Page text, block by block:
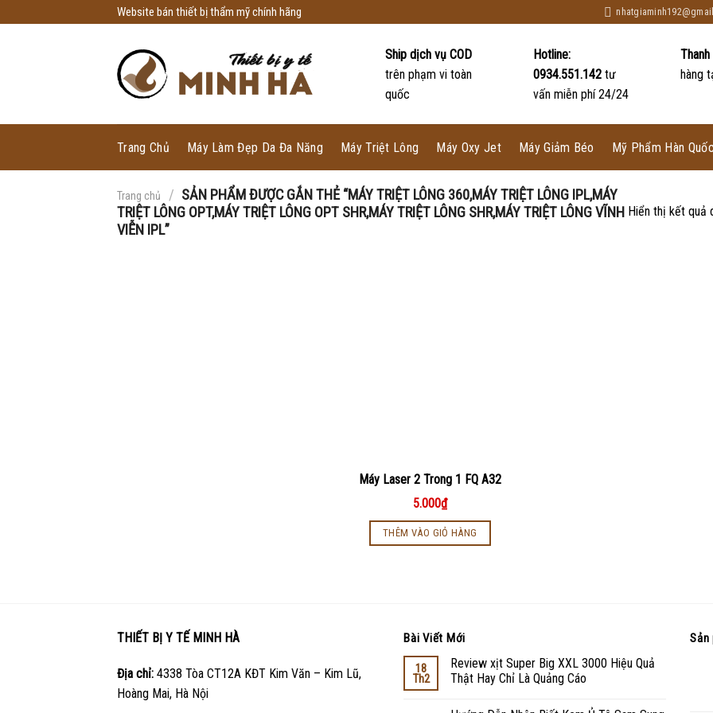
to
Website bán thiết bị thẩm mỹ chính hãng
Ship dịch vụ COD
trên phạm vi toàn
quốc
Hotline:
0934.551.142tư
vấn miễn phí 24/24
hàng
Trang Chủ Máy Làm Đẹp Da Đa Năng Máy Triệt Lông Máy Oxy Jet Máy Giảm Béo Mỹ Phẩm Hàn
Trang chủ / SẢN PHẨM ĐƯỢC GẮN THẺ “MÁY TRIỆT LÔNG 360,MÁY TRIỆT LÔNG IPL,MÁY
TRIỆT LÔNG OPT,MÁY TRIỆT LÔNG OPT SHR,MÁY TRIỆT LÔNG SHR,MÁY TRIỆT LÔNG VĨNH
VIỄN IPL”
Hiển thị kết quả
Máy Laser 2 Trong 1 FQ A32
5.000₫
THÊM VÀO GIỎ HÀNG
THIẾT BỊ Y TẾ MINH HÀ
Địa chỉ: 4338 Tòa CT12A KĐT Kim Văn – Kim Lũ,
Hoàng Mai, Hà Nội
Bài Viết Mới
18
Th2
Review xịt Super Big XXL 3000 Hiệu Quả
Thật Hay Chỉ Là Quảng Cáo
Sản